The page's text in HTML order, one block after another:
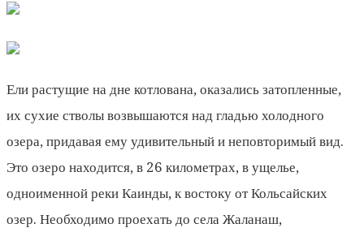
Ели растущие на дне котлована, оказались затопленные,
их сухие стволы возвышаются над гладью холодного
озера, придавая ему удивительный и неповторимый вид.
Это озеро находится, в 26 километрах, в ущелье,
одноименной реки Каинды, к востоку от Кольсайских
озер. Необходимо проехать до села Жаланаш,